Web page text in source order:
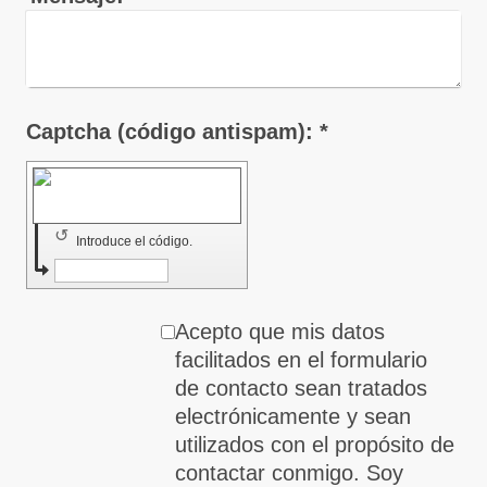
Captcha (código antispam): *
Introduce el código.
↺
Acepto que mis datos
facilitados en el formulario
de contacto sean tratados
electrónicamente y sean
utilizados con el propósito de
contactar conmigo. Soy